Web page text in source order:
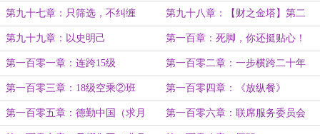
第九十七章：只筛选，不纠缠 第九十八章：【财之金塔】第二
层，解锁！
第九十九章：以史明己 第一百章：死脚，你还挺贴心！
（求月票）
第一百零一章：连跨15级 第一百零二章：一步横跨二十年
第一百零三章：18级空乘②班 第一百零四章：《放纵餐》
第一百零五章：德勤中国（求月 第一百零六章：联席服务委员会